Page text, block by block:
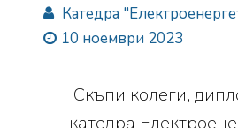
Катедра
10 ноември 2023
Скъпи колеги,